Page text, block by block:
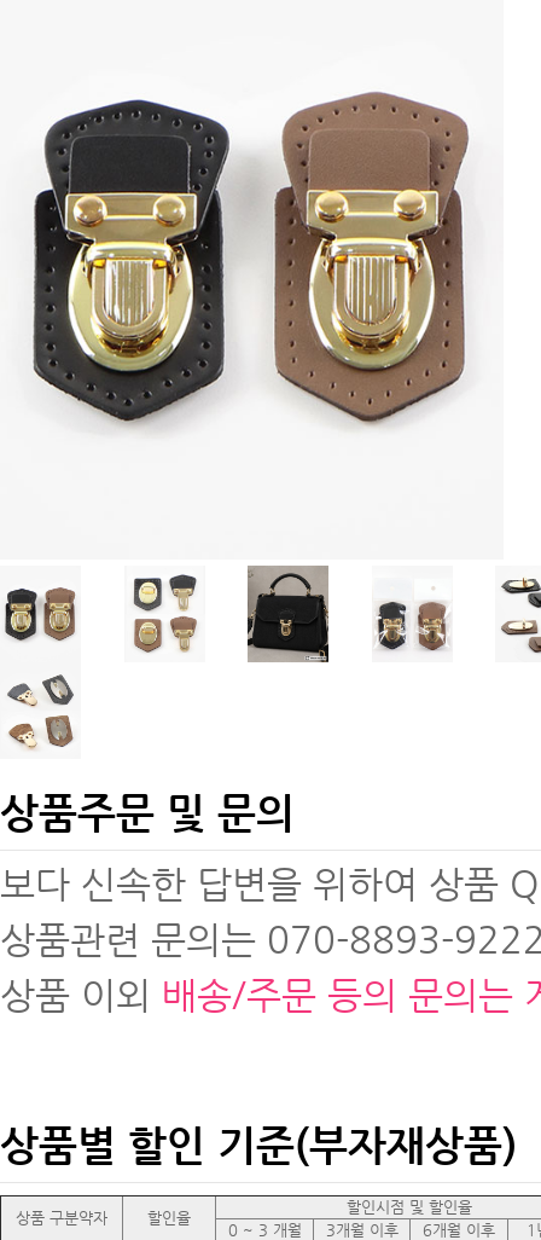
상품주문 및 문의
보다 신속한 답변을 위하여 상품
상품관련 문의는 070-8893-
상품 이외 배송/주문 등의 문의는
상품별 할인 기준(부자재상품)
상품 구분약자 할인율
할인시점 및 할인율
0 ~ 3 개월
3개월 이후 6개월 이후
1